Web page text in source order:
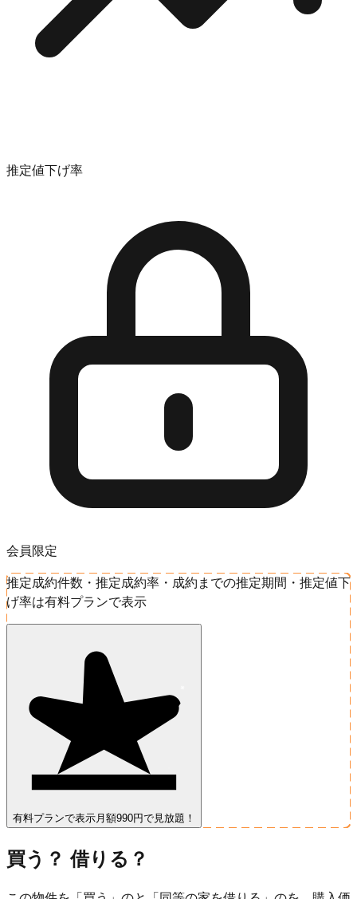
推定値下げ率
会員限定
推定成約件数・推定成約率・成約までの推定期間・推定値下
げ率は有料プランで表示
有料プランで表示 月額990円で見放題！
買う？ 借りる？